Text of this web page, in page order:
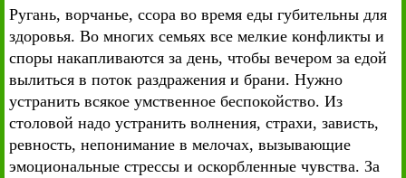
Ругань, ворчанье, ссора во время еды губительны для
здоровья. Во многих семьях все мелкие конфликты и
споры накапливаются за день, чтобы вечером за едой
вылиться в поток раздражения и брани. Нужно
устранить всякое умственное беспокойство. Из
столовой надо устранить волнения, страхи, зависть,
ревность, непонимание в мелочах, вызывающие
эмоциональные стрессы и оскорбленные чувства. За